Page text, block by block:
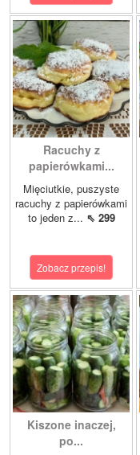
Racuchy z
papierówkami...
Mięciutkie, puszyste
racuchy z papierówkami
to jeden z... ⇖ 299
Zobacz przepis!
Kiszone inaczej,
po...